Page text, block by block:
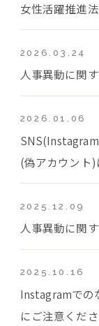
女性活躍推進
2026.03.24
人事異動に関
2026.01.06
(偽アカウント
2025.12.09
人事異動に関
2025.10.16
Instagramでの
にご注意くだ